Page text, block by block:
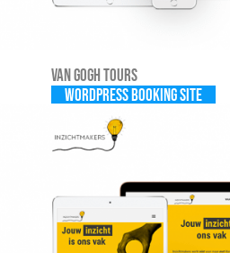
Van Gogh Tours
WordPress Booking site